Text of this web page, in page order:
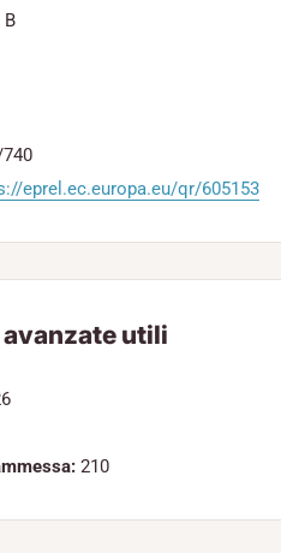
B
eprel.ec.europa.eu/qr/605153
utili
210